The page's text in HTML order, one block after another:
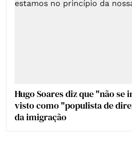
Hugo Soares diz que "não
visto como "populista de
da imigração